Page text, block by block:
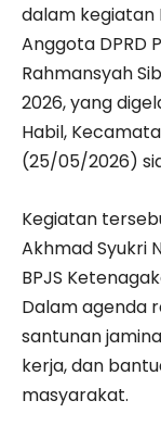
dalam kegiatan
Anggota DPRD
Rahmansyah
2026, yang
Habil,
(25/05/2026)
Kegiatan
Akhmad Syukri
BPJS
Dalam agenda
santunan
kerja, dan
masyarakat.